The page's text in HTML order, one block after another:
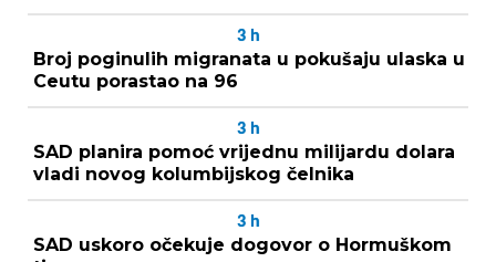
3 h
Broj poginulih migranata u pokušaju ulaska u
Ceutu porastao na 96
3 h
SAD planira pomoć vrijednu milijardu dolara
vladi novog kolumbijskog čelnika
3 h
SAD uskoro očekuje dogovor o Hormuškom